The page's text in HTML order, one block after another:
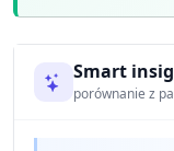
Smart
porównanie z